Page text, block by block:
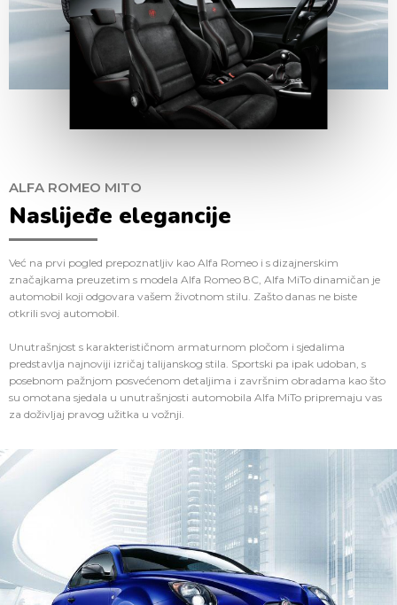
ALFA ROMEO MITO
Naslijeđe elegancije
Već na prvi pogled prepoznatljiv kao Alfa Romeo i s dizajnerskim
značajkama preuzetim s modela Alfa Romeo 8C, Alfa MiTo dinamičan je
automobil koji odgovara vašem životnom stilu. Zašto danas ne biste
otkrili svoj automobil.
Unutrašnjost s karakterističnom armaturnom pločom i sjedalima
predstavlja najnoviji izričaj talijanskog stila. Sportski pa ipak udoban, s
posebnom pažnjom posvećenom detaljima i završnim obradama kao što
su omotana sjedala u unutrašnjosti automobila Alfa MiTo pripremaju vas
za doživljaj pravog užitka u vožnji.